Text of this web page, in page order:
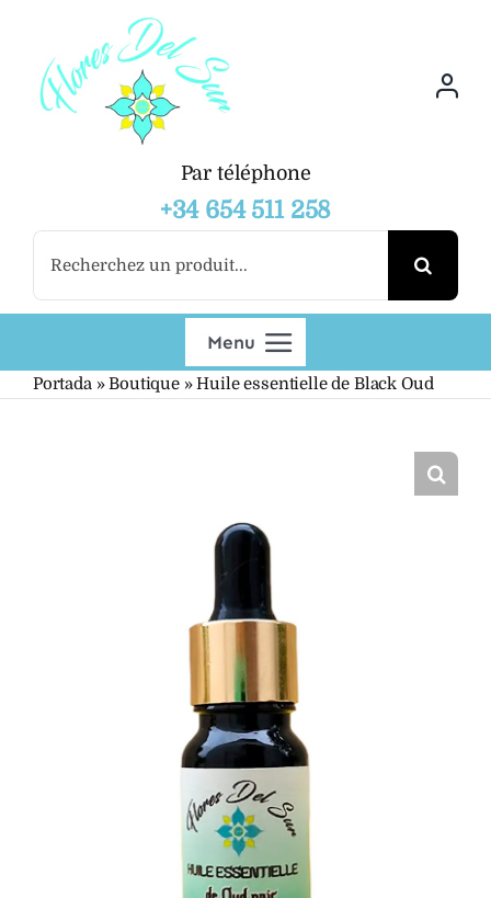
content
Par téléphone
+34 654 511 258
for:
Menu
Boutique
Portada»Boutique»Huile essentielle de Black Oud